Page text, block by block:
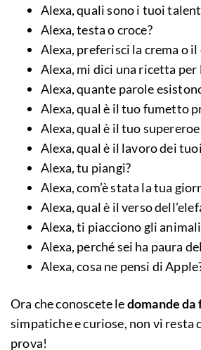
Alexa, quali sono i tuoi
Alexa, testa o croce?
Alexa, preferisci la crema o
Alexa, mi dici una ricetta per
Alexa, quante parole
Alexa, qual è il tuo fumetto
Alexa, qual è il tuo
Alexa, qual è il lavoro dei
Alexa, tu piangi?
Alexa, com’è stata la tua
Alexa, qual è il verso
Alexa, ti piacciono gli
Alexa, perché sei ha paura
Alexa, cosa ne pensi di
Ora che conoscete ledomande da
simpatiche e curiose, non vi resta
prova!